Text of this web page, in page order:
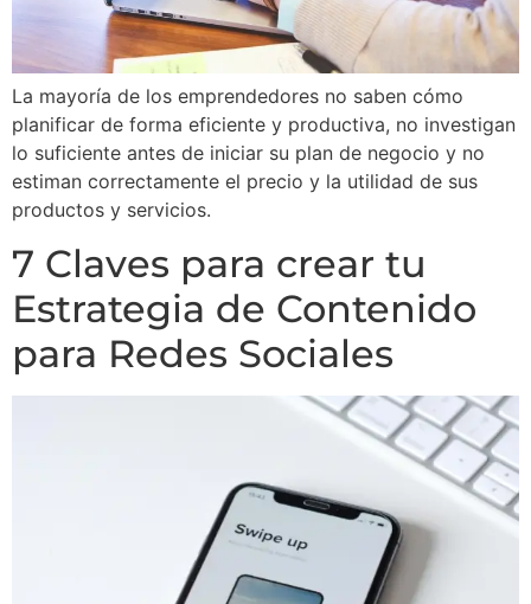
La mayoría de los emprendedores no saben cómo
planificar de forma eficiente y productiva, no investigan
lo suficiente antes de iniciar su plan de negocio y no
estiman correctamente el precio y la utilidad de sus
productos y servicios.
7 Claves para crear tu
Estrategia de Contenido
para Redes Sociales